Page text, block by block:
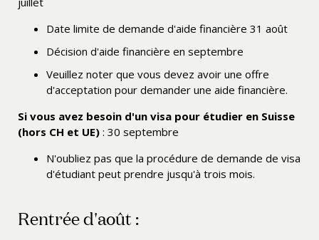
Date limite de demande d'aide financière 31 août
Décision d'aide financière en septembre
Veuillez noter que vous devez avoir une offre
d'acceptation pour demander une aide financière.
Si vous avez besoin d'un visa pour étudier en Suisse
(hors CH et UE) : 30 septembre
N'oubliez pas que la procédure de demande de visa
d'étudiant peut prendre jusqu'à trois mois.
Rentrée d'août :